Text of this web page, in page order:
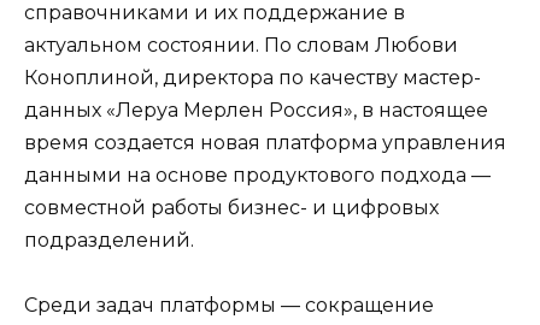
справочниками и их поддержание в
актуальном состоянии. По словам Любови
Коноплиной, директора по качеству мастер-
данных «Леруа Мерлен Россия», в настоящее
время создается новая платформа управления
данными на основе продуктового подхода —
совместной работы бизнес- и цифровых
подразделений.
Среди задач платформы — сокращение